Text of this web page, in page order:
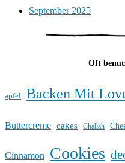
September 2025
Oft
apfel Backen Mit
Buttercreme cakes Challah
Cinnamon Cookies